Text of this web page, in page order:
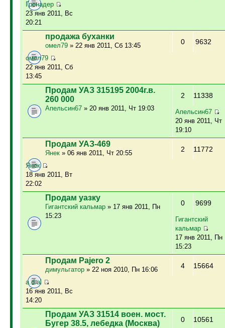
Гренадер
23 янв 2011, Вс
20:21
продажа буханки
омел79» 22 янв 2011, Сб 13:45 0 9632
омел79
22 янв 2011, Сб
13:45
Продам УАЗ 315195 2004г.в.
260 000
Апельсин67» 20 янв 2011, Чт 19:03
2 11338
Апельсин67
20 янв 2011, Чт
19:10
Продам УАЗ-469
Янек» 06 янв 2011, Чт 20:55 2 11772
Янек
18 янв 2011, Вт
22:02
Продам уазку
Гигантский кальмар» 17 янв 2011, Пн
15:23
0 9699
Гигантский
кальмар
17 янв 2011, Пн
15:23
Продам Pajero 2
димульгатор» 22 ноя 2010, Пн 16:06 4 15664
a.d.al
16 янв 2011, Вс
14:20
Продам УАЗ 31514 воен. мост.
Бугер 38.5, лебедка (Москва)
0 10561